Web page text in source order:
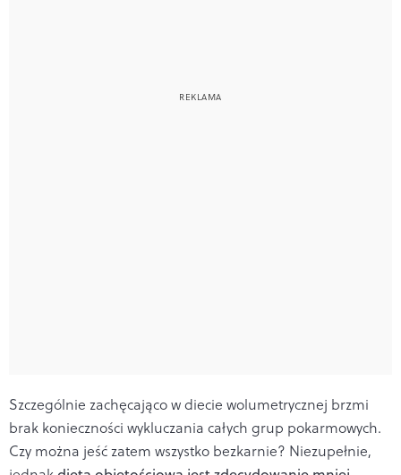
Szczególnie zachęcająco w diecie wolumetrycznej brzmi
brak konieczności wykluczania całych grup pokarmowych.
Czy można jeść zatem wszystko bezkarnie? Niezupełnie,